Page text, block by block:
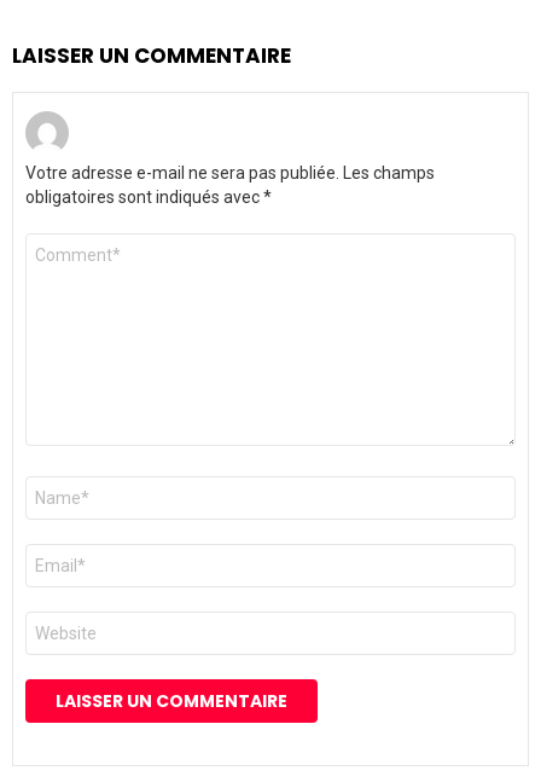
LAISSER UN COMMENTAIRE
Votre adresse e-mail ne sera pas publiée.
Les champs
obligatoires sont indiqués avec*
Commentaire
Nom
E-
mail
*
Site
web